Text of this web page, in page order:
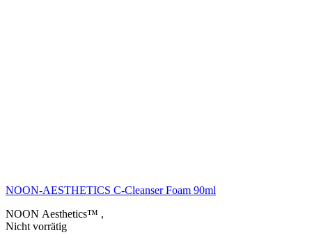
NOON-AESTHETICS C-Cleanser Foam 90ml
NOON Aesthetics™ ,
Nicht vorrätig